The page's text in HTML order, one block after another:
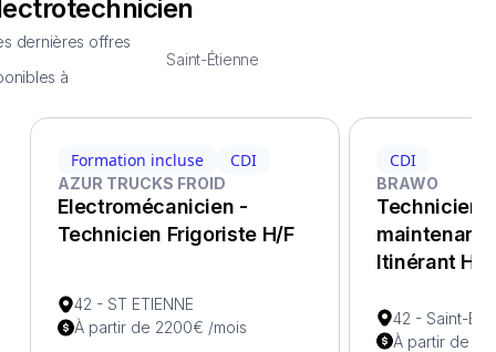
dernières offres
à
Saint-Étienne
CDI
Formation incluse
AZUR TRUCKS FROID
Electromécanicien -
Technicien Frigoriste H/F
42 - ST ETIENNE
À partir de 2200€ /mois
CDI
BRAWO
Technicien
Itinérant H/
42 - Saint-
À partir de